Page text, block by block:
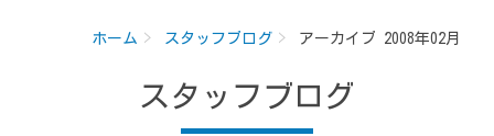
ホーム スタッフブログ アーカイブ 2008年02月
スタッフブログ